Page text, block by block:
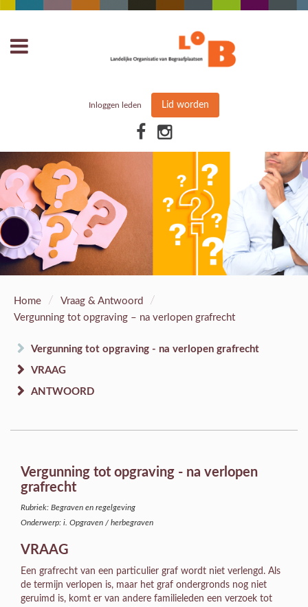
Inloggen leden Lid worden
Home / Vraag & Antwoord /
Vergunning tot opgraving – na verlopen grafrecht
Vergunning tot opgraving - na verlopen grafrecht
VRAAG
ANTWOORD
Vergunning tot opgraving - na verlopen
grafrecht
Rubriek: Begraven en regelgeving
Onderwerp: i. Opgraven / herbegraven
VRAAG
Een grafrecht van een particulier graf wordt niet verlengd. Als
de termijn verlopen is, maar het graf ondergronds nog niet
geruimd is, komt er van andere familieleden een verzoek tot